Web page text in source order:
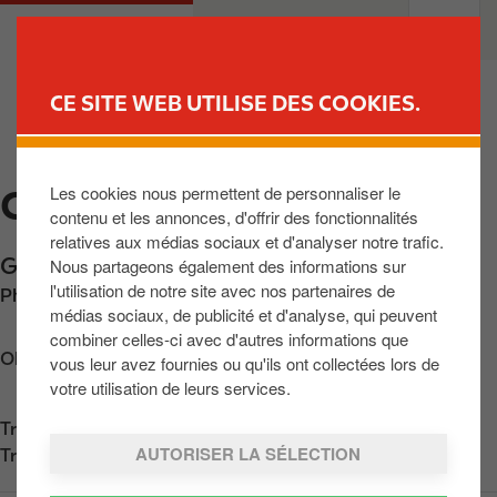
CE SITE WEB UTILISE DES COOKIES.
Les cookies nous permettent de personnaliser le
contenu et les annonces, d'offrir des fonctionnalités
relatives aux médias sociaux et d'analyser notre trafic.
Nous partageons également des informations sur
l'utilisation de notre site avec nos partenaires de
médias sociaux, de publicité et d'analyse, qui peuvent
combiner celles-ci avec d'autres informations que
vous leur avez fournies ou qu'ils ont collectées lors de
votre utilisation de leurs services.
AUTORISER LA SÉLECTION
c
o
n
t
e
u
n
M
a
TROUVER UNE STATION
CORBAIS
Grand Route 45 ,Corbais,BE-1435,BE
Phone: +3210651587
Obtenir l'itinéraire
Trouvez nous sur
Trouvez nous surGoogle Play